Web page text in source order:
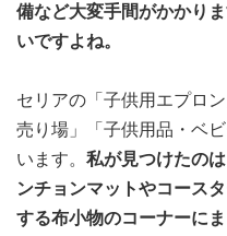
備など大変手間がかかり
いですよね。
セリアの「子供用エプロ
売り場」「子供用品・ベ
います。 私が見つけたの
ンチョンマットやコース
する布小物のコーナーに